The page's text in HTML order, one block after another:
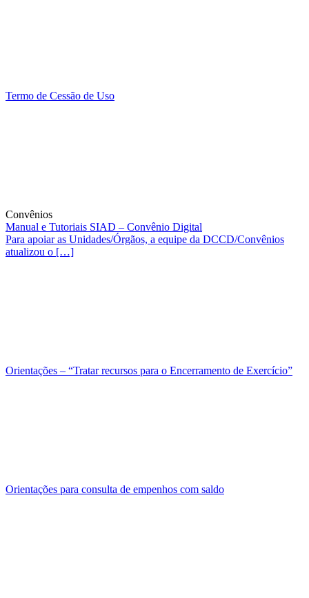
Termo de Cessão de Uso
Convênios
Manual e Tutoriais SIAD – Convênio Digital
Para apoiar as Unidades/Órgãos, a equipe da DCCD/Convênios
atualizou o […]
Orientações – “Tratar recursos para o Encerramento de Exercício”
Orientações para consulta de empenhos com saldo